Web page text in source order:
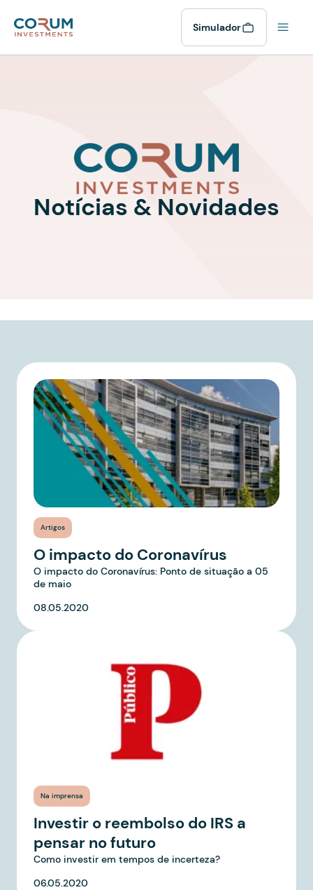
Simulador
Notícias & Novidades
Artigos
O impacto do Coronavírus
O impacto do Coronavírus: Ponto de situação a 05
de maio
08.05.2020
Na imprensa
Investir o reembolso do IRS a
pensar no futuro
Como investir em tempos de incerteza?
06.05.2020